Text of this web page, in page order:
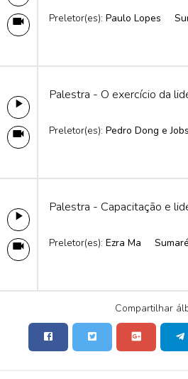
Preletor(es): Paulo Lopes
Palestra - O exercício da
Preletor(es): Pedro Dong e
Palestra - Capacitação e
Preletor(es): Ezra Ma
Compartilhar